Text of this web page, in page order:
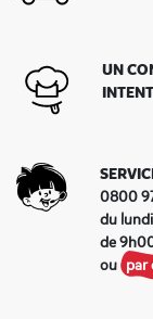
UN
0800
du
de
ou par